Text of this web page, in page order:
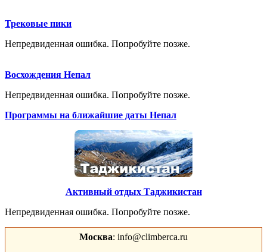
Трековые пики
Непредвиденная ошибка. Попробуйте позже.
Восхождения Непал
Непредвиденная ошибка. Попробуйте позже.
Программы на ближайшие даты Непал
Активный отдых Таджикистан
Непредвиденная ошибка. Попробуйте позже.
Москва: info@climberca.ru